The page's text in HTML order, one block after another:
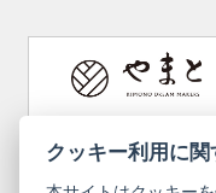
Convenient item
Yamato Brand Website
クッキー利用に